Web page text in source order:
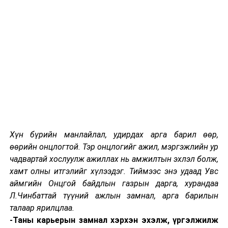
УНШСАН: 5528
ДАРААХ МЭДЭЭ
Баянхошуу хот орон сууцжуулах төслөөр 5000 айлын
орон сууцыг барина
Төмөр замын дээд сургуулийн уулзвараас Гранд
плазагийн уулзвар хүртэлх авто замыг хаана
Хүн бүрийн манлайлал, удирдах арга барил өөр,
өөрийн онцлогтой. Тэр онцлогийг ажил, мэргэжлийн ур
чадвартай хослуулж ажиллах нь амжилтын эхлэл болж,
хамт олны итгэлийг хүлээдэг. Тиймээс энэ удаад Увс
аймгийн Онцгой байдлын газрын дарга, хурандаа
Л.Чинбаттай түүний ажлын замнал, арга барилын
талаар ярилцлаа.
-Таны карьерын замнал хэрхэн эхэлж, үргэлжилж